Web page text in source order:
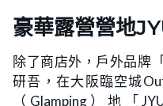
豪華露營營地
除了商店外，戶外品牌
研吾，在大阪臨空城
（Glamping）地「